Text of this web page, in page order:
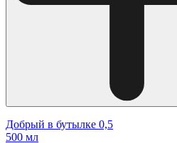
Добрый в бутылке 0,5
500 мл